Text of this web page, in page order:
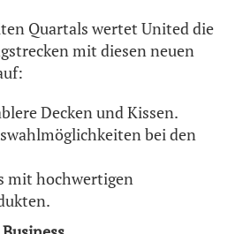
Quartals wertet United die
mit diesen neuen
Decken und Kissen.
bei den
mit hochwertigen